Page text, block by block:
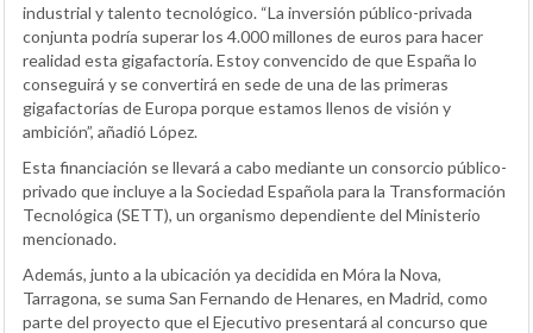
industrial y talento tecnológico. “La inversión público-privada
conjunta podría superar los 4.000 millones de euros para hacer
realidad esta gigafactoría. Estoy convencido de que España lo
conseguirá y se convertirá en sede de una de las primeras
gigafactorías de Europa porque estamos llenos de visión y
ambición”, añadió López.
Esta financiación se llevará a cabo mediante un consorcio público-
privado que incluye a la Sociedad Española para la Transformación
Tecnológica (SETT), un organismo dependiente del Ministerio
mencionado.
Además, junto a la ubicación ya decidida en Móra la Nova,
Tarragona, se suma San Fernando de Henares, en Madrid, como
parte del proyecto que el Ejecutivo presentará al concurso que